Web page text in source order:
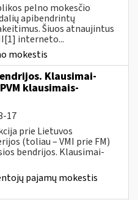
pelno mokesčio
apibendrintų
Šiuos atnaujintus
interneto...
mokestis
Klausimai-
klausimais-
17
prie Lietuvos
(toliau – VMI prie FM)
bendrijos. Klausimai-
pajamų mokestis